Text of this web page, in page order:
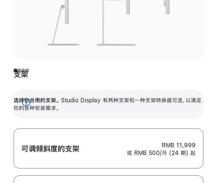
支架
选择你合用的支架。 Studio Display 有两种支架和一种支架转换器可选，以满足
你的各种安装需求。
展
可调倾斜度的支架
RMB 11,999
或 RMB 500/月 (24 期) 起